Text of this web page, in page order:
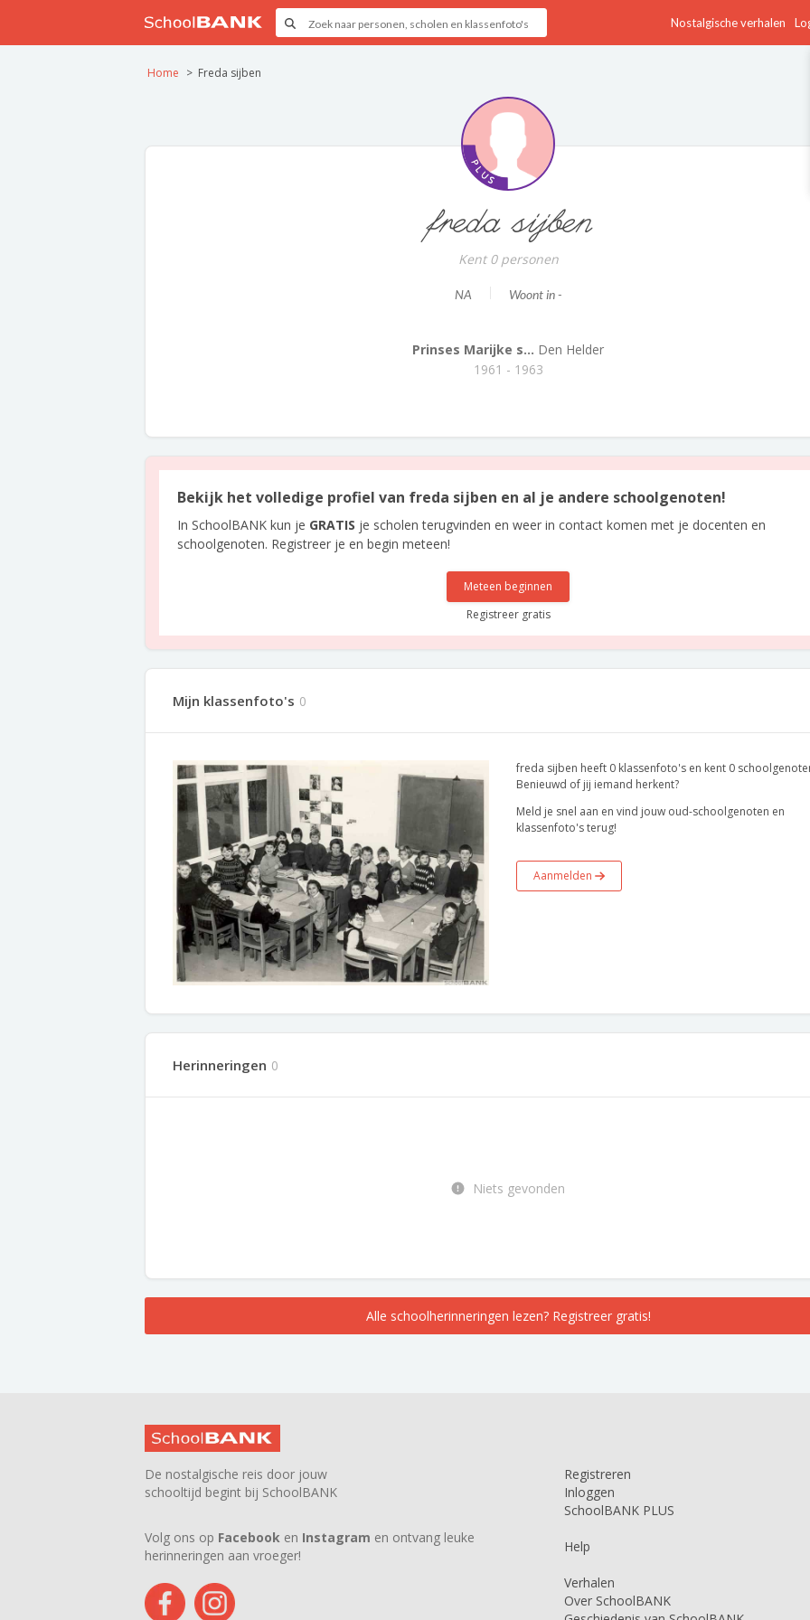
Nostalgische verhalen
Home Freda sijben
freda sijben
Kent 0 personen
NA Woont in -
Prinses Marijke s... Den Helder
1961 - 1963
Bekijk het volledige profiel van freda sijben en al je andere schoolgenoten!
In SchoolBANK kun je GRATIS je scholen terugvinden en weer in contact komen met je docenten en
schoolgenoten. Registreer je en begin meteen!
Meteen beginnen
Registreer gratis
Mijn klassenfoto's 0
freda sijben heeft 0 klassenfoto's en kent 0
Benieuwd of jij iemand herkent?
Meld je snel aan en vind jouw oud-schoolgenoten en
klassenfoto's terug!
Aanmelden
Herinneringen 0
Niets gevonden
Alle schoolherinneringen lezen? Registreer gratis!
De nostalgische reis door jouw
schooltijd begint bij SchoolBANK
Volg ons op Facebook en Instagram en ontvang leuke
herinneringen aan vroeger!
Registreren
Inloggen
SchoolBANK PLUS
Help
Verhalen
Over SchoolBANK